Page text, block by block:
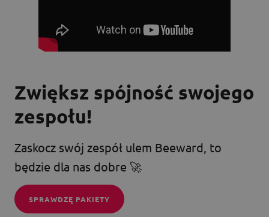
Zwiększ spójność swojego
zespołu!
Zaskocz swój zespół ulem Beeward, to
będzie dla nas dobre 🚀
SPRAWDZĘ PAKIETY